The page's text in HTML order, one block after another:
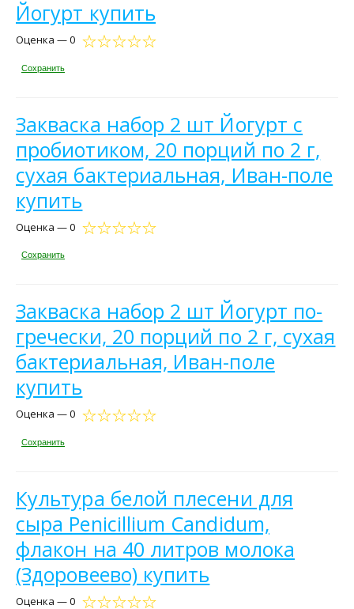
Йогурт купить
Оценка — 0
Сохранить
Закваска набор 2 шт Йогурт с
пробиотиком, 20 порций по 2 г,
сухая бактериальная, Иван-поле
купить
Оценка — 0
Сохранить
Закваска набор 2 шт Йогурт по-
гречески, 20 порций по 2 г, сухая
бактериальная, Иван-поле
купить
Оценка — 0
Сохранить
Культура белой плесени для
сыра Penicillium Candidum,
флакон на 40 литров молока
(Здоровеево) купить
Оценка — 0